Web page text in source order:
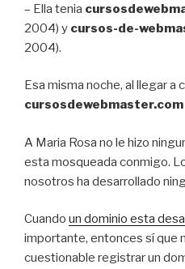
– Ella tenia
2004) y cursos-de-
2004).
Esa misma noche, al llegar a
cursosdewebmaster.com
A Maria Rosa no le hizo
esta mosqueada conmigo.
nosotros ha desarrollado
Cuando un dominio esta
importante, entonces sí que
cuestionable registrar un